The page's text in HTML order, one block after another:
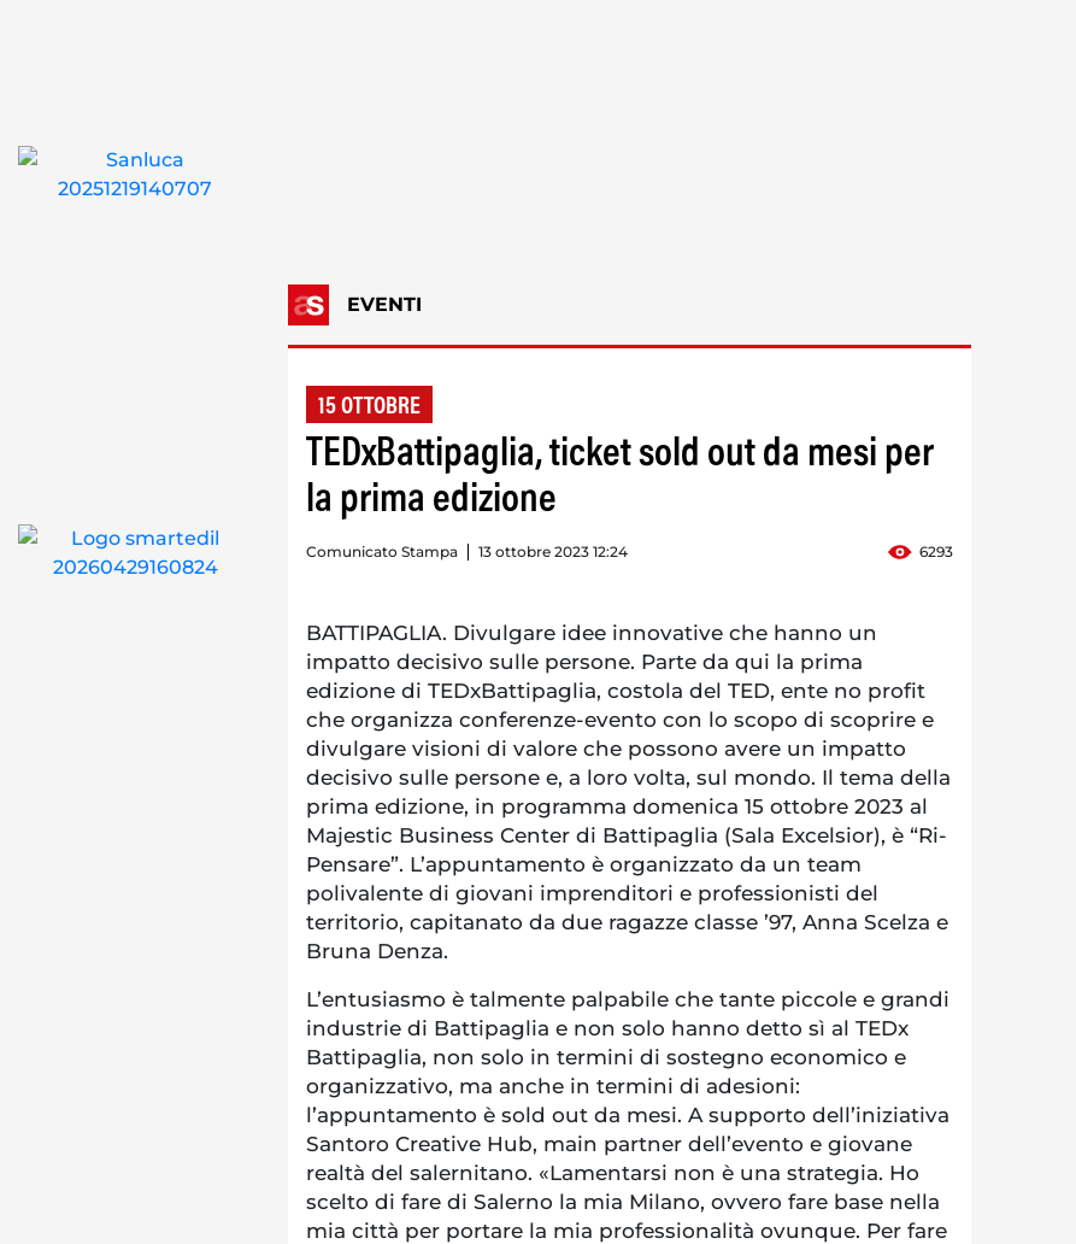
EVENTI
15 OTTOBRE
TEDxBattipaglia, ticket sold out da mesi per
la prima edizione
Comunicato Stampa 13 ottobre 2023 12:24 6293
BATTIPAGLIA. Divulgare idee innovative che hanno un
impatto decisivo sulle persone. Parte da qui la prima
edizione di TEDxBattipaglia, costola del TED, ente no profit
che organizza conferenze-evento con lo scopo di scoprire e
divulgare visioni di valore che possono avere un impatto
decisivo sulle persone e, a loro volta, sul mondo. Il tema della
prima edizione, in programma domenica 15 ottobre 2023 al
Majestic Business Center di Battipaglia (Sala Excelsior), è “Ri-
Pensare”. L’appuntamento è organizzato da un team
polivalente di giovani imprenditori e professionisti del
territorio, capitanato da due ragazze classe ’97, Anna Scelza e
Bruna Denza.
L’entusiasmo è talmente palpabile che tante piccole e grandi
industrie di Battipaglia e non solo hanno detto sì al TEDx
Battipaglia, non solo in termini di sostegno economico e
organizzativo, ma anche in termini di adesioni:
l’appuntamento è sold out da mesi. A supporto dell’iniziativa
Santoro Creative Hub, main partner dell’evento e giovane
realtà del salernitano. «Lamentarsi non è una strategia. Ho
scelto di fare di Salerno la mia Milano, ovvero fare base nella
mia città per portare la mia professionalità ovunque. Per fare